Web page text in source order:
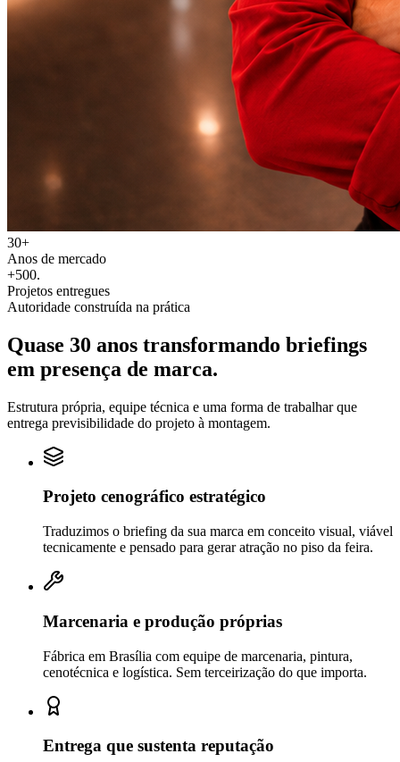
30+
Anos de mercado
+500.
Projetos entregues
Autoridade construída na prática
Quase 30 anos transformando briefings
em presença de marca.
Estrutura própria, equipe técnica e uma forma de trabalhar que
entrega previsibilidade do projeto à montagem.
Projeto cenográfico estratégico
Traduzimos o briefing da sua marca em conceito visual, viável
tecnicamente e pensado para gerar atração no piso da feira.
Marcenaria e produção próprias
Fábrica em Brasília com equipe de marcenaria, pintura,
cenotécnica e logística. Sem terceirização do que importa.
Entrega que sustenta reputação